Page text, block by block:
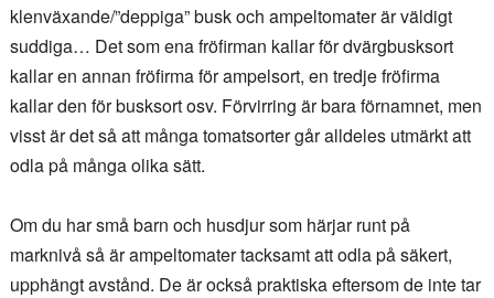
klenväxande/”deppiga” busk och ampeltomater är väldigt
suddiga… Det som ena fröfirman kallar för dvärgbusksort
kallar en annan fröfirma för ampelsort, en tredje fröfirma
kallar den för busksort osv. Förvirring är bara förnamnet, men
visst är det så att många tomatsorter går alldeles utmärkt att
odla på många olika sätt.
Om du har små barn och husdjur som härjar runt på
marknivå så är ampeltomater tacksamt att odla på säkert,
upphängt avstånd. De är också praktiska eftersom de inte tar